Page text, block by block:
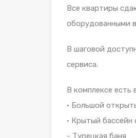
Все квартиры
оборудованными
В шаговой
сервиса.
В комплексе
• Большой
• Крытый бассейн
- Турецкая баня